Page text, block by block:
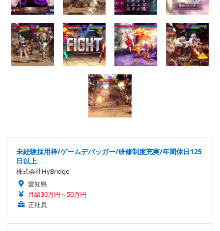
未経験採用枠/ゲームデバッガー/研修制度充実/年間休日125
日以上
株式会社HyBridge
愛知県
月給30万円～50万円
正社員